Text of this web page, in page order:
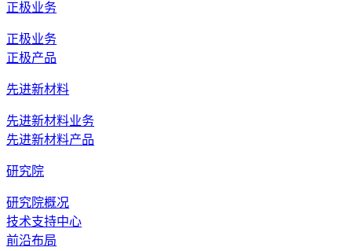
正极业务
正极业务
正极产品
先进新材料
先进新材料业务
先进新材料产品
研究院
研究院概况
技术支持中心
前沿布局